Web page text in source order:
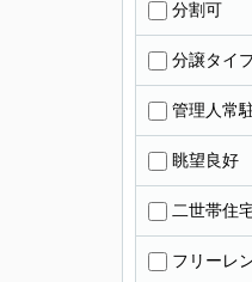
分割可
分譲タイ
管理人常
眺望良好
二世帯住
フリーレ